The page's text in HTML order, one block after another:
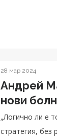
28 мар 2024
Андрей
нови
„Логично ли е
стратегия, без